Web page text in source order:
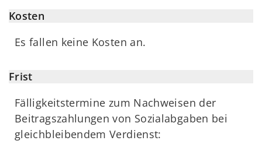
Kosten
Es fallen keine Kosten an.
Frist
Fälligkeitstermine zum Nachweisen der
Beitragszahlungen von Sozialabgaben bei
gleichbleibendem Verdienst: